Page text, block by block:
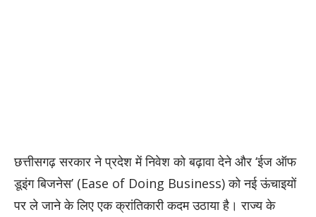
छत्तीसगढ़ सरकार ने प्रदेश में निवेश को बढ़ावा देने और ‘ईज ऑफ
डूइंग बिजनेस’ (Ease of Doing Business) को नई ऊंचाइयों
पर ले जाने के लिए एक क्रांतिकारी कदम उठाया है। राज्य के